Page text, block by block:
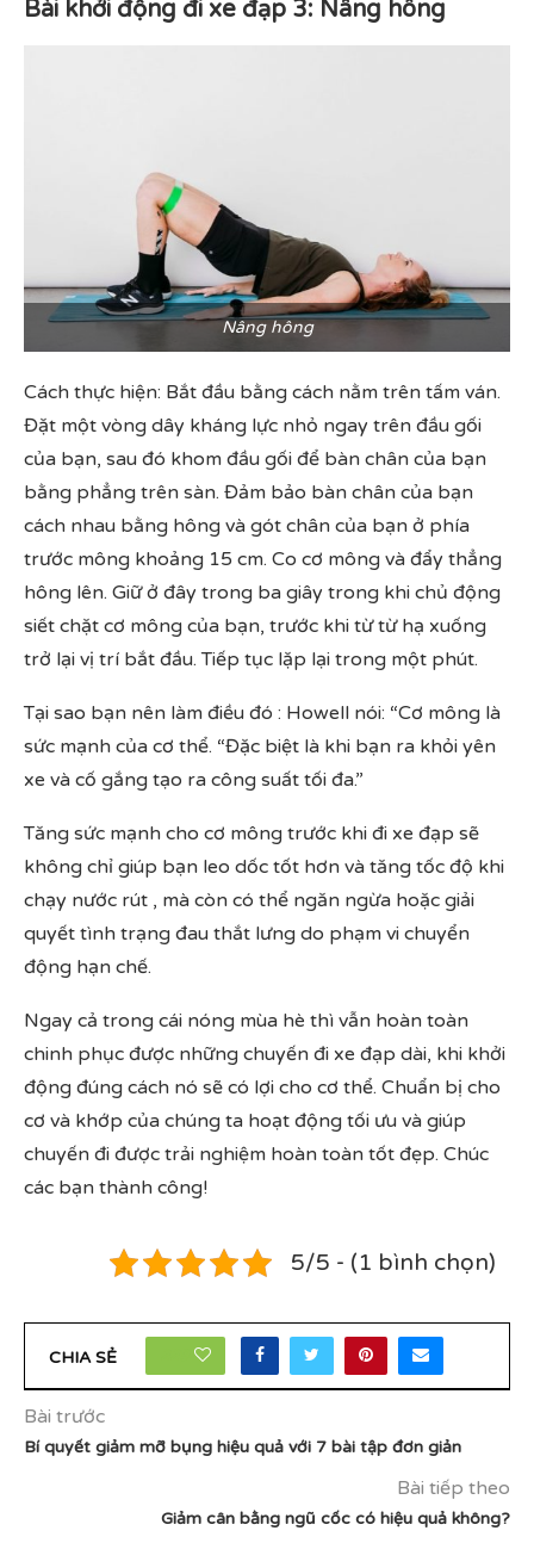
Bài khởi động đi xe đạp 3: Nâng hông
Nâng hông
Cách thực hiện: Bắt đầu bằng cách nằm trên tấm ván.
Đặt một vòng dây kháng lực nhỏ ngay trên đầu gối
của bạn, sau đó khom đầu gối để bàn chân của bạn
bằng phẳng trên sàn. Đảm bảo bàn chân của bạn
cách nhau bằng hông và gót chân của bạn ở phía
trước mông khoảng 15 cm. Co cơ mông và đẩy thẳng
hông lên. Giữ ở đây trong ba giây trong khi chủ động
siết chặt cơ mông của bạn, trước khi từ từ hạ xuống
trở lại vị trí bắt đầu. Tiếp tục lặp lại trong một phút.
Tại sao bạn nên làm điều đó : Howell nói: “Cơ mông là
sức mạnh của cơ thể. “Đặc biệt là khi bạn ra khỏi yên
xe và cố gắng tạo ra công suất tối đa.”
Tăng sức mạnh cho cơ mông trước khi đi xe đạp sẽ
không chỉ giúp bạn leo dốc tốt hơn và tăng tốc độ khi
chạy nước rút , mà còn có thể ngăn ngừa hoặc giải
quyết tình trạng đau thắt lưng do phạm vi chuyển
động hạn chế.
Ngay cả trong cái nóng mùa hè thì vẫn hoàn toàn
chinh phục được những chuyến đi xe đạp dài, khi khởi
động đúng cách nó sẽ có lợi cho cơ thể. Chuẩn bị cho
cơ và khớp của chúng ta hoạt động tối ưu và giúp
chuyến đi được trải nghiệm hoàn toàn tốt đẹp. Chúc
các bạn thành công!
5/5 - (1 bình chọn)
CHIA SẺ
Bài trước
Bí quyết giảm mỡ bụng hiệu quả với 7 bài tập đơn giản
Bài tiếp theo
Giảm cân bằng ngũ cốc có hiệu quả không?